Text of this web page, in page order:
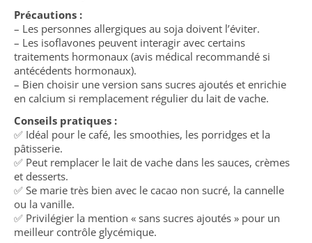
Précautions :
– Les personnes allergiques au soja doivent l’éviter.
– Les isoflavones peuvent interagir avec certains
traitements hormonaux (avis médical recommandé si
antécédents hormonaux).
– Bien choisir une version sans sucres ajoutés et enrichie
en calcium si remplacement régulier du lait de vache.
Conseils pratiques :
✅ Idéal pour le café, les smoothies, les porridges et la
pâtisserie.
✅ Peut remplacer le lait de vache dans les sauces, crèmes
et desserts.
✅ Se marie très bien avec le cacao non sucré, la cannelle
ou la vanille.
✅ Privilégier la mention « sans sucres ajoutés » pour un
meilleur contrôle glycémique.